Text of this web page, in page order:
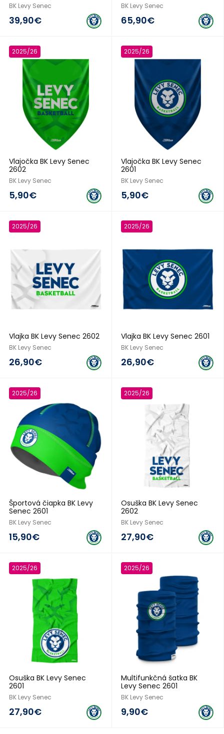
BK Levy Senec
39,90€
BK Levy Senec
65,90€
2025/26
Vlajočka BK Levy Senec
2602
BK Levy Senec
5,90€
2025/26
Vlajočka BK Levy Senec
2601
BK Levy Senec
5,90€
2025/26
Vlajka BK Levy Senec 2602
BK Levy Senec
26,90€
2025/26
Vlajka BK Levy Senec 2601
BK Levy Senec
26,90€
2025/26
Športová čiapka BK Levy
Senec 2601
BK Levy Senec
15,90€
2025/26
Osuška BK Levy Senec
2602
BK Levy Senec
27,90€
2025/26
Osuška BK Levy Senec
2601
BK Levy Senec
27,90€
2025/26
Multifunkčná šatka BK
Levy Senec 2601
BK Levy Senec
9,90€